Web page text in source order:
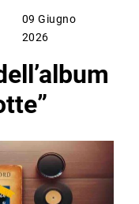
09 Giugno
2026